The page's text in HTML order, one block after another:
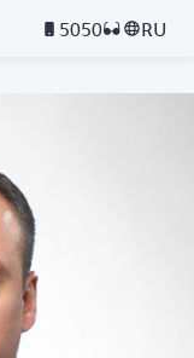
5050 RU